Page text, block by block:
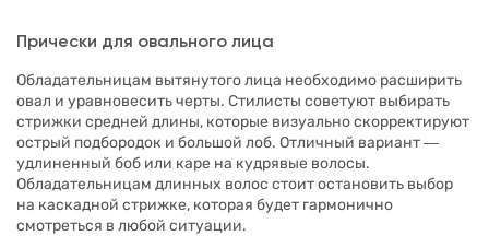
Прически для овального лица
Обладательницам вытянутого лица необходимо расширить
овал и уравновесить черты. Стилисты советуют выбирать
стрижки средней длины, которые визуально скорректируют
острый подбородок и большой лоб. Отличный вариант ―
удлиненный боб или каре на кудрявые волосы.
Обладательницам длинных волос стоит остановить выбор
на каскадной стрижке, которая будет гармонично
смотреться в любой ситуации.